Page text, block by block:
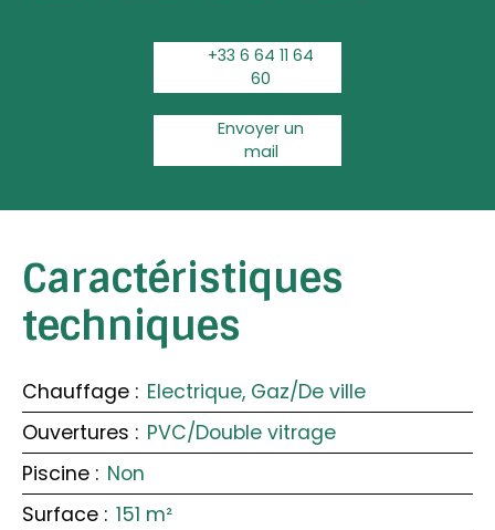
+33 6 64 11 64
60
Envoyer un
mail
Caractéristiques
techniques
Chauffage : Electrique, Gaz/De ville
Ouvertures : PVC/Double vitrage
Piscine : Non
Surface : 151 m²